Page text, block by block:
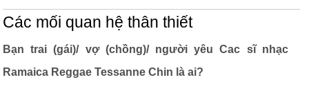
Các mối quan hệ thân thiết
Bạn trai (gái)/ vợ (chồng)/ người yêu Cac sĩ nhạc
Ramaica Reggae Tessanne Chin là ai?